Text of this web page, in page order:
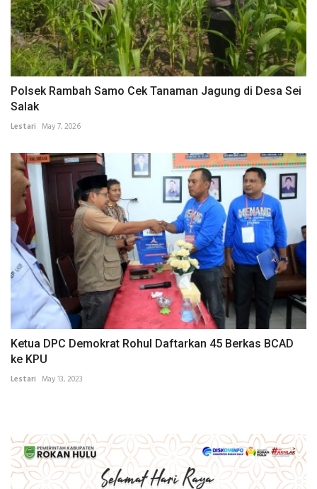
Polsek Rambah Samo Cek Tanaman Jagung di Desa Sei
Salak
Lestari May 7, 2026
Ketua DPC Demokrat Rohul Daftarkan 45 Berkas BCAD
ke KPU
Lestari May 13, 2023